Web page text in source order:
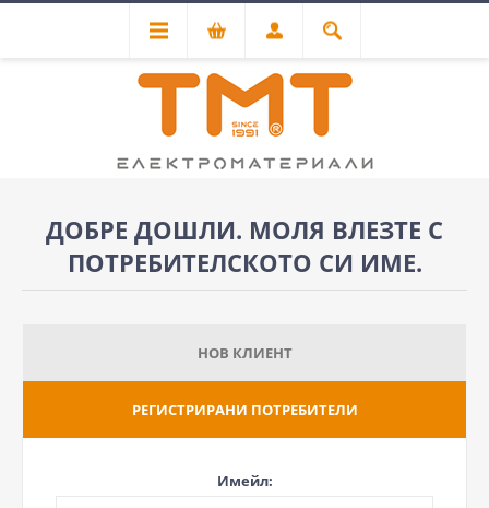
ДОБРЕ ДОШЛИ. МОЛЯ ВЛЕЗТЕ С
ПОТРЕБИТЕЛСКОТО СИ ИМЕ.
НОВ КЛИЕНТ
РЕГИСТРИРАНИ ПОТРЕБИТЕЛИ
Имейл: